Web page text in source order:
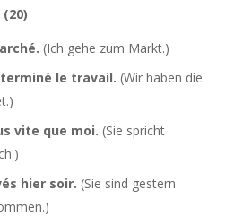
(Ich gehe zum Markt.)
le travail. (Wir haben die
vite que moi. (Sie spricht
hier soir. (Sie sind gestern